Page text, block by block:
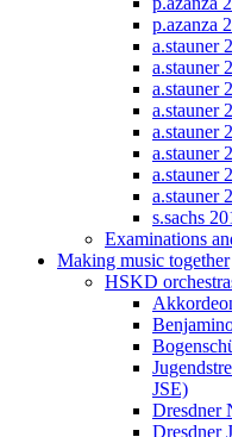
p.azanza
a.stauner
a.stauner
a.stauner
a.stauner
a.stauner
a.stauner
a.stauner
a.stauner
s.sachs
Examinations
Making music together
HSKD
JSE)
Dresdner
Dresdner